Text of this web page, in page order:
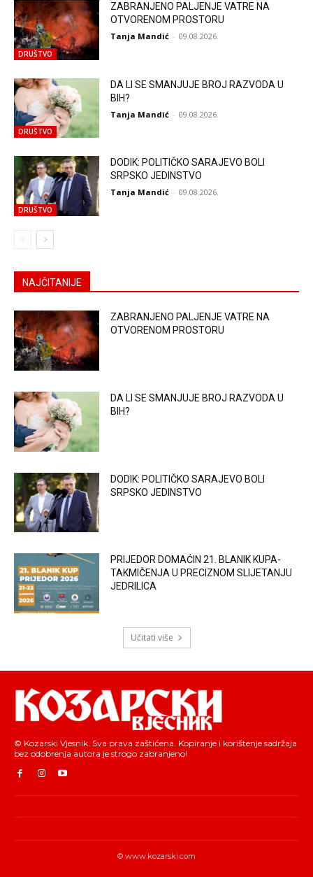
DRUŠTVO
ZABRANJENO PALJENJE VATRE NA
OTVORENOM PROSTORU
Tanja Mandić - 09.08.2026.
DRUŠTVO
DA LI SE SMANJUJE BROJ RAZVODA U
BIH?
Tanja Mandić - 09.08.2026.
DRUŠTVO
DODIK: POLITIČKO SARAJEVO BOLI
SRPSKO JEDINSTVO
Tanja Mandić - 09.08.2026.
NAJČITANIJE
ZABRANJENO PALJENJE VATRE NA
OTVORENOM PROSTORU
DA LI SE SMANJUJE BROJ RAZVODA U
BIH?
DODIK: POLITIČKO SARAJEVO BOLI
SRPSKO JEDINSTVO
PRIJEDOR DOMAĆIN 21. BLANIK KUPA-
TAKMIČENJA U PRECIZNOM SLIJETANJU
JEDRILICA
Učitati više
© Kozarski Vjesnik. Sva prava zaštićena. Kopiranje i korištenje sadržaja
bez odobrenja autora je strogo zabranjeno!
© www.kozarski.com